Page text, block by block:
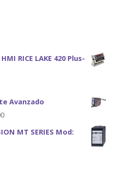
RICE LAKE 420 Plus-
Avanzado
MT SERIES Mod: